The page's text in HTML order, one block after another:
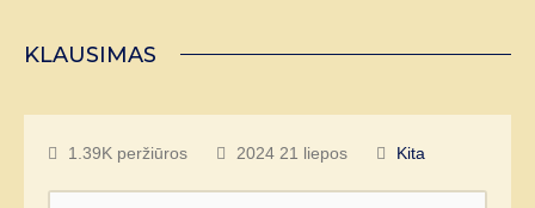
KLAUSIMAS
1.39K peržiūros 2024 21 liepos Kita